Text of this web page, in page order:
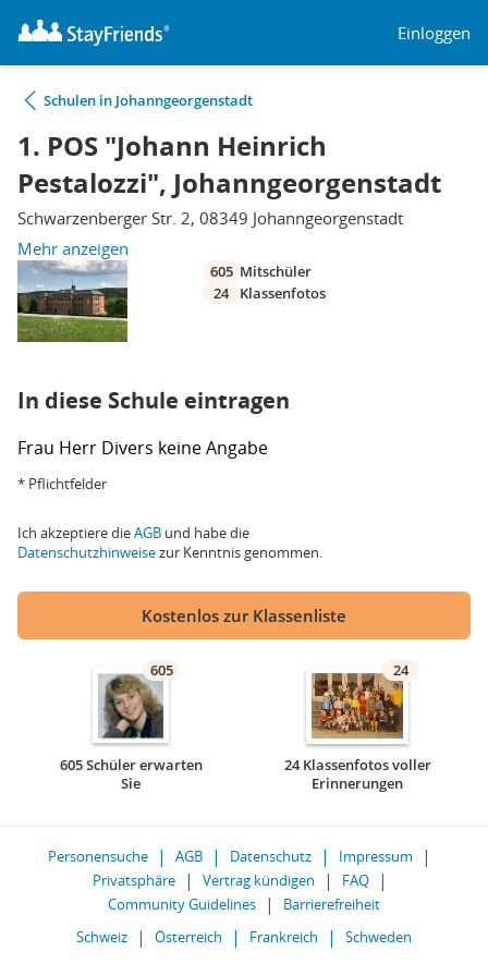
Einloggen
Schulen in Johanngeorgenstadt
1. POS "Johann Heinrich
Pestalozzi", Johanngeorgenstadt
Schwarzenberger Str. 2, 08349 Johanngeorgenstadt
Mehr anzeigen
605 Mitschüler
24
Klassenfotos
In diese Schule eintragen
Frau Herr Divers keine Angabe
* Pflichtfelder
Ich akzeptiere dieAGB und habe die
Datenschutzhinweisezur Kenntnis genommen.
Kostenlos zur Klassenliste
605
605 Schüler erwarten
Sie
24
24 Klassenfotos voller
Erinnerungen
Personensuche AGB Datenschutz
Impressum
Privatsphäre
Vertrag kündigen
FAQ
Community Guidelines
Barrierefreiheit
Schweiz
Österreich Frankreich Schweden